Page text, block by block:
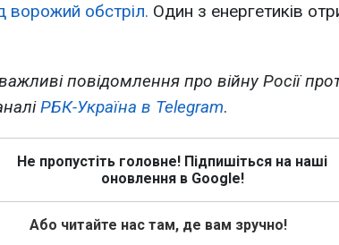
ворожий обстріл. Один з енергетиків
повідомлення про війну Росії
РБК-Україна в Telegram.
Не пропустіть головне! Підпишіться на наші
оновлення в Google!
Або читайте нас там, де вам зручно!